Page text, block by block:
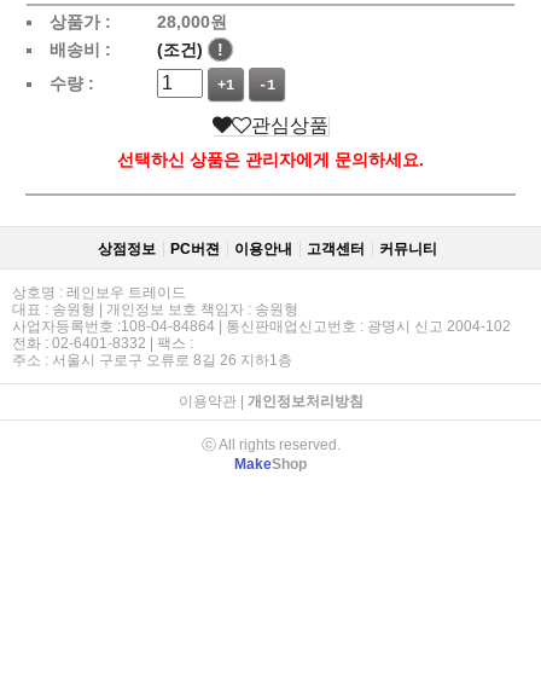
상품가 : 28,000원
배송비 :
(조건)
!
수량 :
+1 -1
관심상품
선택하신 상품은 관리자에게 문의하세요.
상점정보 PC버젼 이용안내 고객센터 커뮤니티
상호명 : 레인보우 트레이드
대표 : 송원형 | 개인정보 보호 책임자 : 송원형
사업자등록번호 :108-04-84864 | 통신판매업신고번호 : 광명시 신고 2004-102
전화 : 02-6401-8332 | 팩스 :
주소 : 서울시 구로구 오류로 8길 26 지하1층
이용약관| 개인정보처리방침
ⓒ All rights reserved.
MakeShop